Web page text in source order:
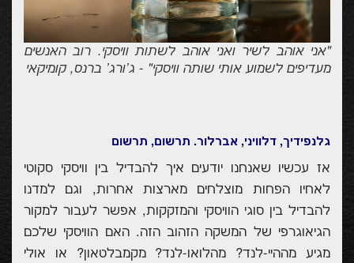
"אני אוהב לשיר ואני אוהב לשתות וויסקי. רוב האנשים
מעדיפים לשמוע אותי שותה וויסקי" - ג'ורג' ברנס, קומיקאי
גלנפידיך, דלוויני, אברלור. תרשום, תרשום
אז עכשיו שאנחנו יודעים איך להבדיל בין וויסקי סקוטי
לאחיו הפחות מוצלחים מארצות אחרות, וגם למדנו
להבדיל בין סוגי הוויסקי והמזקקות, אפשר לעבור למקור
הגיאוגרפי של המשקה הזהוב הזה. האם הוויסקי שלכם
מגיע מההיי-לנד? מהלואו-לנד? מקמבלטאון? או אולי